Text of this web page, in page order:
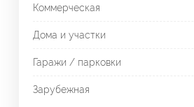
Коммерческая
Дома и участки
Гаражи / парковки
Зарубежная